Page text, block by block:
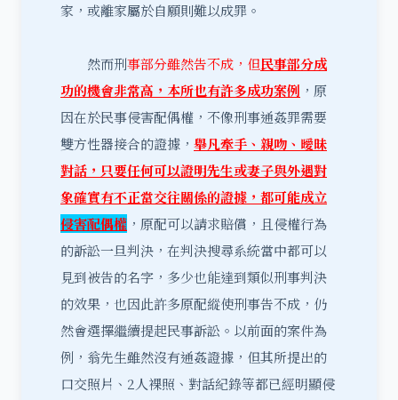
家，或離家屬於自願則難以成罪。
然而刑事部分雖然告不成，但民事部分成
功的機會非常高，本所也有許多成功案例 ，原
因在於民事侵害配偶權，不像刑事通姦罪需要
雙方性器接合的證據， 舉凡牽手、親吻、曖昧
對話，只要任何可以證明先生或妻子與外遇對
象確實有不正當交往關係的證據，都可能成立
侵害配偶權 ，原配可以請求賠償，且侵權行為
的訴訟一旦判決，在判決搜尋系統當中都可以
見到被告的名字，多少也能達到類似刑事判決
的效果，也因此許多原配縱使刑事告不成，仍
然會選擇繼續提起民事訴訟。以前面的案件為
例，翁先生雖然沒有通姦證據，但其所提出的
口交照片、2人裸照、對話紀錄等都已經明顯侵